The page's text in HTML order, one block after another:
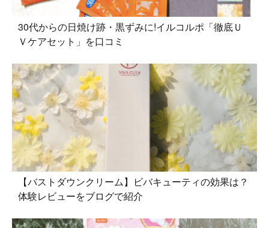
30代からの日焼け跡・黒ずみに!イルコルポ「徹底Ｕ
Ｖケアセット」を口コミ
【バストダウンクリーム】ビバキューティの効果は？
体験レビューをブログで紹介